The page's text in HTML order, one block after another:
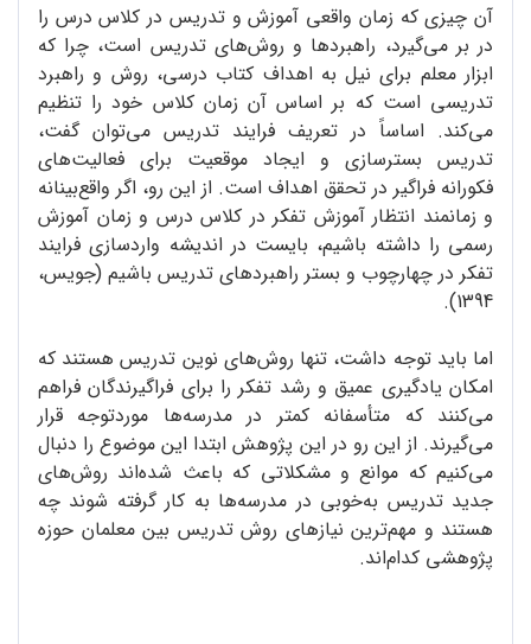
آن چیزی که زمان واقعی آموزش و تدریس در کلاس درس را
در بر می‌گیرد، راهبردها و روش‌های تدریس است، چرا که
ابزار معلم برای نیل به اهداف کتاب درسی، روش و راهبرد
تدریسی است که بر اساس آن زمان کلاس خود را تنظیم
می‌کند. اساساً در تعریف فرایند تدریس می‌توان گفت،
تدریس بسترسازی و ایجاد موقعیت برای فعالیت‌های
فکورانه‌ فراگیر در تحقق اهداف است. از این رو، اگر واقع‌بینانه
و زمانمند انتظار آموزش تفکر در کلاس درس و زمان آموزش
رسمی را داشته باشیم، بایست در اندیشه‌ واردسازی فرایند
تفکر در چهارچوب و بستر راهبردهای تدریس باشیم (جویس،
1394).
اما باید توجه داشت، تنها روش‌های نوین تدریس هستند که
امکان یادگیری عمیق و رشد تفکر را برای فراگیرندگان فراهم
می‌کنند که متأسفانه کمتر در مدرسه‌ها موردتوجه قرار
می‌گیرند. از این رو در این پژوهش ابتدا این موضوع را دنبال
می‌کنیم که موانع و مشکلاتی که باعث شده‌اند روش‌های
جدید تدریس به‌خوبی در مدرسه‌ها به کار گرفته شوند چه
هستند و مهم‌ترین نیازهای روش تدریس بین معلمان حوزه‌
پژوهشی کدام‌اند.